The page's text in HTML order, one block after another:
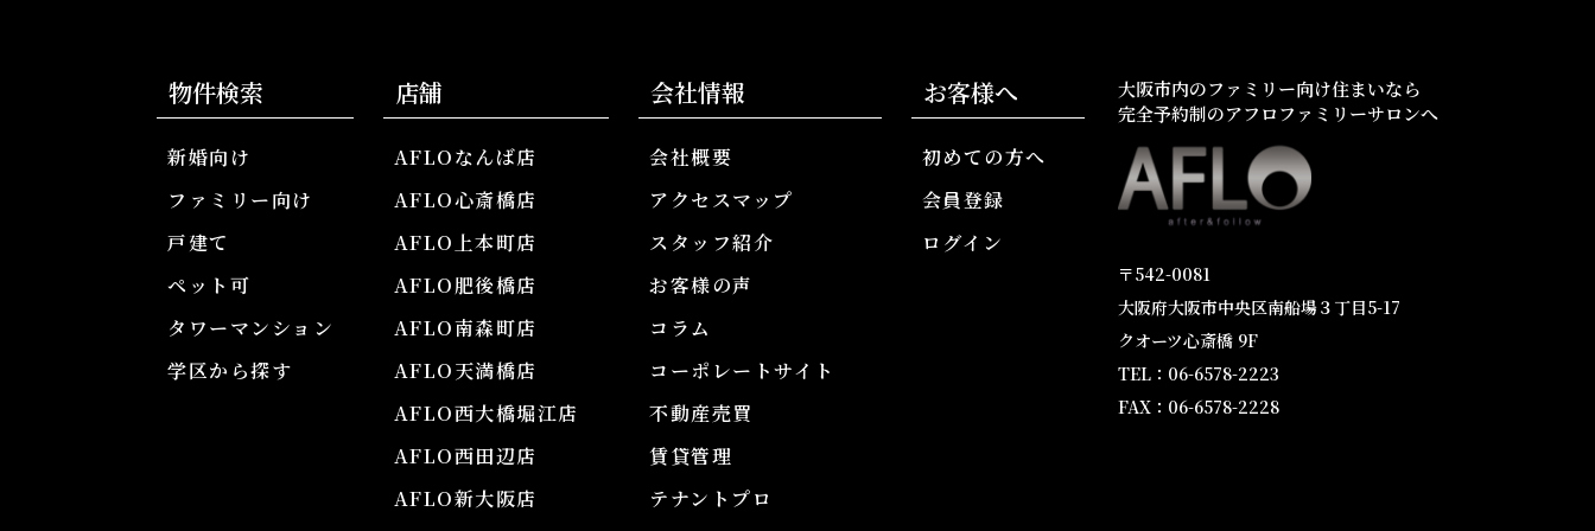
物件検索
新婚向け
ファミリー向け
戸建て
ペット可
タワーマンション
学区から探す
店舗
AFLOなんば店
AFLO心斎橋店
AFLO上本町店
AFLO肥後橋店
AFLO南森町店
AFLO天満橋店
AFLO西大橋堀江店
AFLO西田辺店
AFLO新大阪店
会社情報
会社概要
アクセスマップ
スタッフ紹介
お客様の声
コラム
コーポレートサイト
不動産売買
賃貸管理
テナントプロ
お客様へ
初めての方へ
会員登録
ログイン
大阪市内のファミリー向け住まいなら
完全予約制のアフロファミリーサロンへ
〒542-0081
大阪府大阪市中央区南船場３丁目5-17
クオーツ心斎橋 9F
TEL：06-6578-2223
FAX：06-6578-2228